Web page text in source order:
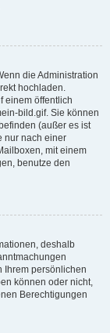
die Administration
hochladen.
einem öffentlich
bild.gif. Sie können
(außer es ist
nur nach einer
mit einem
benutze den
deshalb
Ihrem persönlichen
können oder nicht,
Berechtigungen